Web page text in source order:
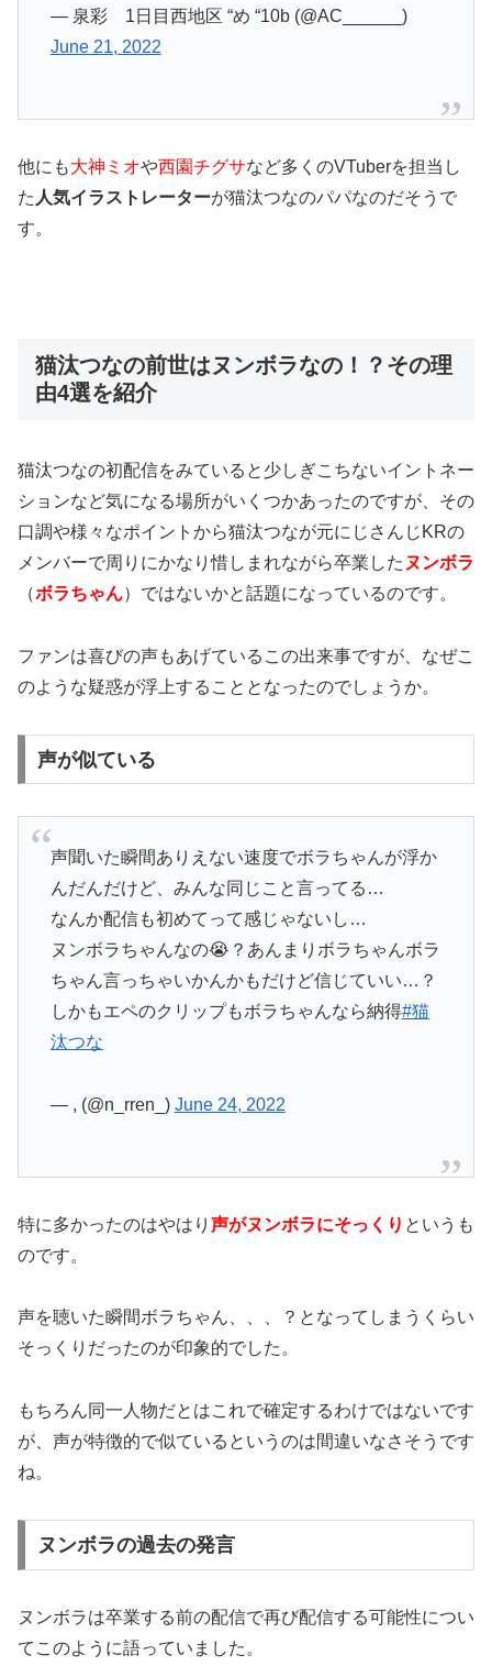
— 泉彩 1日目西地区 “め “10b (@AC______)
June 21, 2022
他にも大神ミオや西園チグサなど多くのVTuberを担当し
た 人気イラストレーターが猫汰つなのパパなのだそうで
す。
猫汰つなの前世はヌンボラなの！？その理
由4選を紹介
猫汰つなの初配信をみていると少しぎこちないイントネー
ションなど気になる場所がいくつかあったのですが、その
口調や様々なポイントから猫汰つなが元にじさんじKRの
メンバーで周りにかなり惜しまれながら卒業した ヌンボラ
（ボラちゃん）ではないかと話題になっているのです。
ファンは喜びの声もあげているこの出来事ですが、なぜこ
のような疑惑が浮上することとなったのでしょうか。
声が似ている
声聞いた瞬間ありえない速度でボラちゃんが浮か
んだんだけど、みんな同じこと言ってる…
なんか配信も初めてって感じゃないし…
ヌンボラちゃんなの😭？あんまりボラちゃんボラ
ちゃん言っちゃいかんかもだけど信じていい…？
しかもエペのクリップもボラちゃんなら納得#猫
汰つな
— , (@n_rren_) June 24, 2022
特に多かったのはやはり 声がヌンボラにそっくり というも
のです。
声を聴いた瞬間ボラちゃん、、、？となってしまうくらい
そっくりだったのが印象的でした。
もちろん同一人物だとはこれで確定するわけではないです
が、声が特徴的で似ているというのは間違いなさそうです
ね。
ヌンボラの過去の発言
ヌンボラは卒業する前の配信で再び配信する可能性につい
てこのように語っていました。